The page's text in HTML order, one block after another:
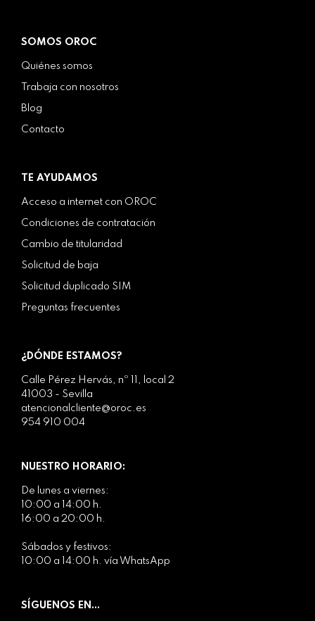
SOMOS OROC
Quiénes somos
Trabaja con nosotros
Blog
Contacto
TE AYUDAMOS
Acceso a internet con OROC
Condiciones de contratación
Cambio de titularidad
Solicitud de baja
Solicitud duplicado SIM
Preguntas frecuentes
¿DÓNDE ESTAMOS?
Calle Pérez Hervás, nº 11, local 2
41003 - Sevilla
atencionalcliente@oroc.es
954 910 004
NUESTRO HORARIO:
De lunes a viernes:
10:00 a 14:00 h.
16:00 a 20:00 h.
Sábados y festivos:
10:00 a 14:00 h. vía WhatsApp
SÍGUENOS EN...